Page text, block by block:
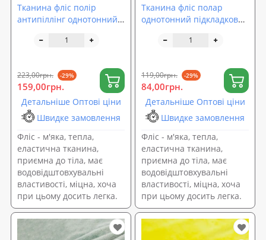
Тканина фліс полір
антипіллінг однотонний
180см, Хакі (TK-0001)
223,00грн. -29%
159,00грн.
Детальніше Оптові ціни
Швидке замовлення
Фліс - м'яка, тепла,
еластична тканина,
приємна до тіла, має
водовідштовхувальні
властивості, міцна, хоча
при цьому досить легка.
Тканина фліс полар
однотонний підкладковий
Чорний (TK-0003)
119,00грн. -29%
84,00грн.
Детальніше Оптові ціни
Швидке замовлення
Фліс - м'яка, тепла,
еластична тканина,
приємна до тіла, має
водовідштовхувальні
властивості, міцна, хоча
при цьому досить легка.